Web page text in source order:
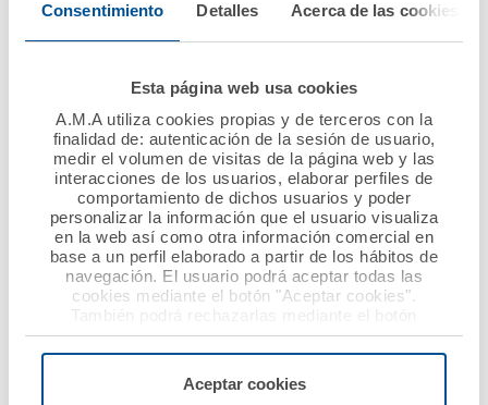
Consentimiento Detalles Acerca de las cookies
Esta página web usa cookies
A.M.A utiliza cookies propias y de terceros con la
finalidad de: autenticación de la sesión de usuario,
medir el volumen de visitas de la página web y las
interacciones de los usuarios, elaborar perfiles de
comportamiento de dichos usuarios y poder
personalizar la información que el usuario visualiza
en la web así como otra información comercial en
base a un perfil elaborado a partir de los hábitos de
navegación. El usuario podrá aceptar todas las
cookies mediante el botón "Aceptar cookies".
"Rechazar", donde se rechazarán todas las cookies
menos las necesarias para permitir el acceso a los
servicios de la web solicitados por el usuario, o
configurarlas usando el botón “Personalizar".
Aceptar cookies
5.2.) A.M.A. AGRUPACIÓN MUTUAL ASEGURADORA
inmediato la relación con el Usuario si detecta un
uso de su Portal o de cualquiera de los servicios
ofertados en el mismo son contrarios a los
presentes Términos Legales.
5.3.) A.M.A. AGRUPACIÓN MUTUAL ASEGURADORA
pone a disposición de los Usuarios una dirección de
correo electrónicoinfo@amaseguros.compara
actividad de otros usuarios sea puesto de
caso de ser apropiado.